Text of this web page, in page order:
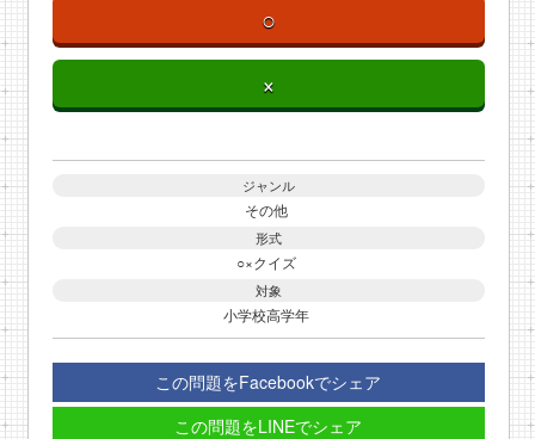
○
×
ジャンル
その他
形式
○×クイズ
対象
小学校高学年
この問題をFacebookでシェア
この問題をLINEでシェア